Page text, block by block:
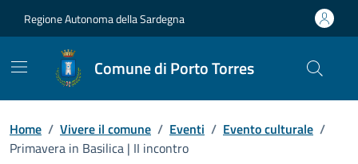
Regione Autonoma della Sardegna
Comune di Porto Torres
Home / Vivere il comune / Eventi / Evento culturale /
Primavera in Basilica | II incontro